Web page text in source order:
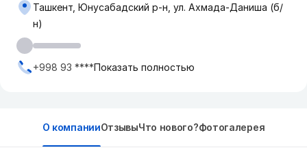
Ташкент, Юнусабадский р-н, ул. Ахмада-Даниша (б/
н)
+998 93 ****Показать полностью
О компанииОтзывыЧто нового?Фотогалерея